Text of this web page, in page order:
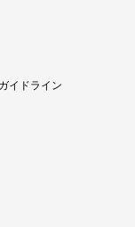
イドライン